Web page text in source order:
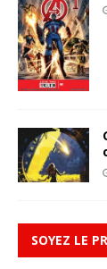
SOYEZ LE